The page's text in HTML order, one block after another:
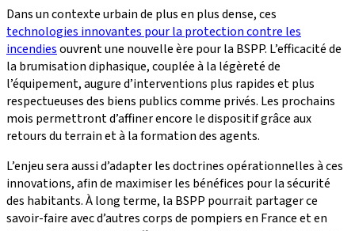
Dans un contexte urbain de plus en plus dense, ces
technologies innovantes pour la protection contre les
incendiesouvrent une nouvelle ère pour la BSPP. L’efficacité de
la brumisation diphasique, couplée à la légèreté de
l’équipement, augure d’interventions plus rapides et plus
respectueuses des biens publics comme privés. Les prochains
mois permettront d’affiner encore le dispositif grâce aux
retours du terrain et à la formation des agents.
L’enjeu sera aussi d’adapter les doctrines opérationnelles à ces
innovations, afin de maximiser les bénéfices pour la sécurité
des habitants. À long terme, la BSPP pourrait partager ce
savoir-faire avec d’autres corps de pompiers en France et en